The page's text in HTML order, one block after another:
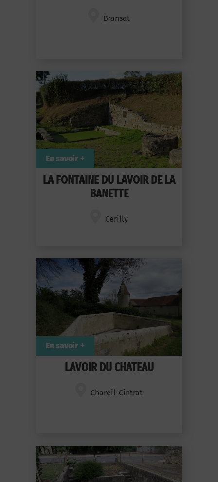
Bransat
LA FONTAINE DU LAVOIR DE LA
BANETTE
Cérilly
En savoir +
LAVOIR DU CHATEAU
Chareil-Cintrat
En savoir +